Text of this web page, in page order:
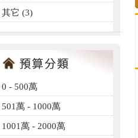
其它 (3)
0 - 500萬
501萬 - 1000萬
1001萬 - 2000萬